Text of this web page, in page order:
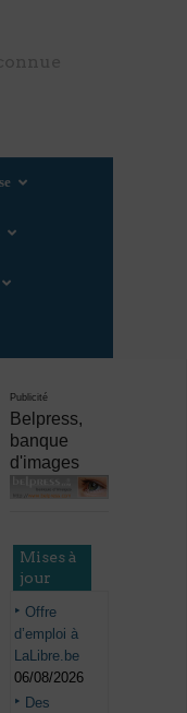
Publicité
Belpress,
banque
d'images
Mises à
jour
Offre
d’emploi à
LaLibre.be
06/08/2026
Des